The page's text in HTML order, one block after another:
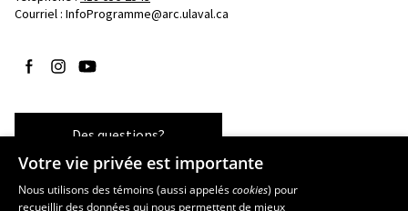
Courriel : InfoProgramme@arc.ulaval.ca
Suivez-nous sur Facebook
Suivez-nous sur Instagram
Suivez-nous sur YouTube
Des questions?
Votre vie privée est importante
Nous utilisons des témoins (aussi appeléscookies) pour
recueillir des données qui nous permettent de mieux